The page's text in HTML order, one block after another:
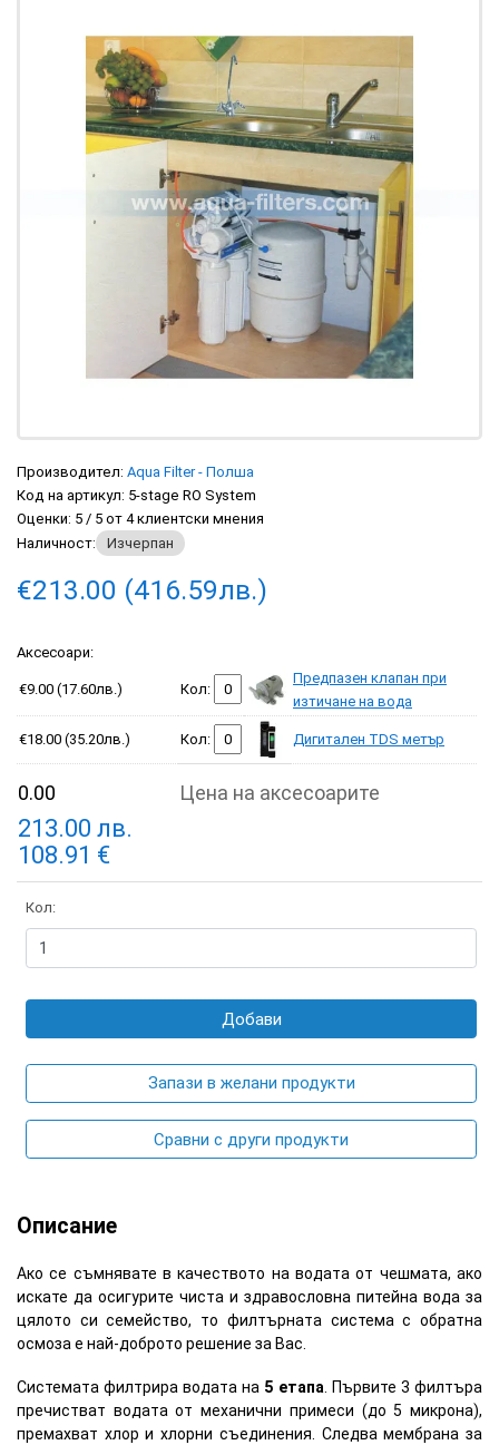
Производител: Aqua Filter - Полша
Код на артикул: 5-stage RO System
Оценки: 5 / 5 от 4клиентски мнения
Наличност:
Изчерпан
€213.00 (416.59лв.)
Аксесоари:
€9.00 (17.60лв.) Кол:
Предпазен клапан при
изтичане на вода
€18.00 (35.20лв.) Кол: Дигитален TDS метър
0.00 Цена на аксесоарите
213.00 лв.
108.91 €
Кол:
Добави
Запази в желани продукти
Сравни с други продукти
Описание
Ако се съмнявате в качеството на водата от чешмата, ако
искате да осигурите чиста и здравословна питейна вода за
цялото си семейство, то филтърната система с обратна
осмоза е най-доброто решение за Вас.
Системата филтрира водата на 5 етапа. Първите 3 филтъра
пречистват водата от механични примеси (до 5 микрона),
премахват хлор и хлорни съединения. Следва мембрана за